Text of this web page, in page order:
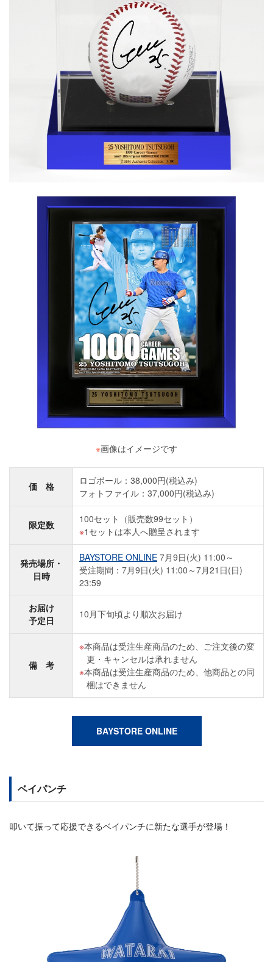
※画像はイメージです
価 格
ロゴボール：38,000円(税込み)
フォトファイル：37,000円(税込み)
限定数
100セット（販売数99セット）
1セットは本人へ贈呈されます
発売場所・
日時
BAYSTORE ONLINE 7月9日(火) 11:00～
受注期間：7月9日(火) 11:00～7月21日(日)
23:59
お届け
予定日
10月下旬頃より順次お届け
備 考
本商品は受注生産商品のため、ご注文後の変
更・キャンセルは承れません
本商品は受注生産商品のため、他商品との同
梱はできません
BAYSTORE ONLINE
ベイパンチ
叩いて振って応援できるベイパンチに新たな選手が登場！